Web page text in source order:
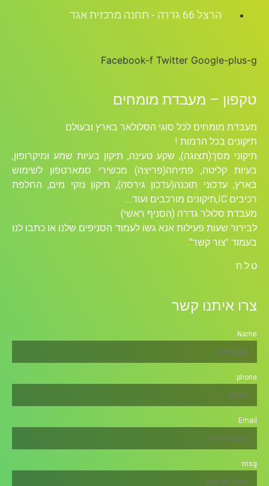
הרצל 66 גדרה - תחנה מרכזית אגד
Facebook-f Twitter Google-plus-g
טקפון – מעבדת מומחים
מעבדת מומחים לכל סוגי הסלולאר בארץ ובעולם
תיקונים בכל הרמות !
תיקוני מסך(תצוגה), שקע טעינה, תיקון בעיות שמע ומיקרופון,
בעיות קליטה, פתיחה(פריצה) מכשירי סמארטפון לשימוש
בארץ, עדכוני תוכנה(עדכון גירסה), תיקון נזקי מים, החלפת
רכיבים ICׁ,תיקונים מורכבים ועוד….
מעבדת סלולר גדרה (הסניף ראשי)
לבירור שעות פעילות אנא גשו לעמוד הסניפים שלנו או כתבו לנו
בעמוד "צור קשר".
ט.ל.ח
צרו איתנו קשר
Name
phone
Email
msg